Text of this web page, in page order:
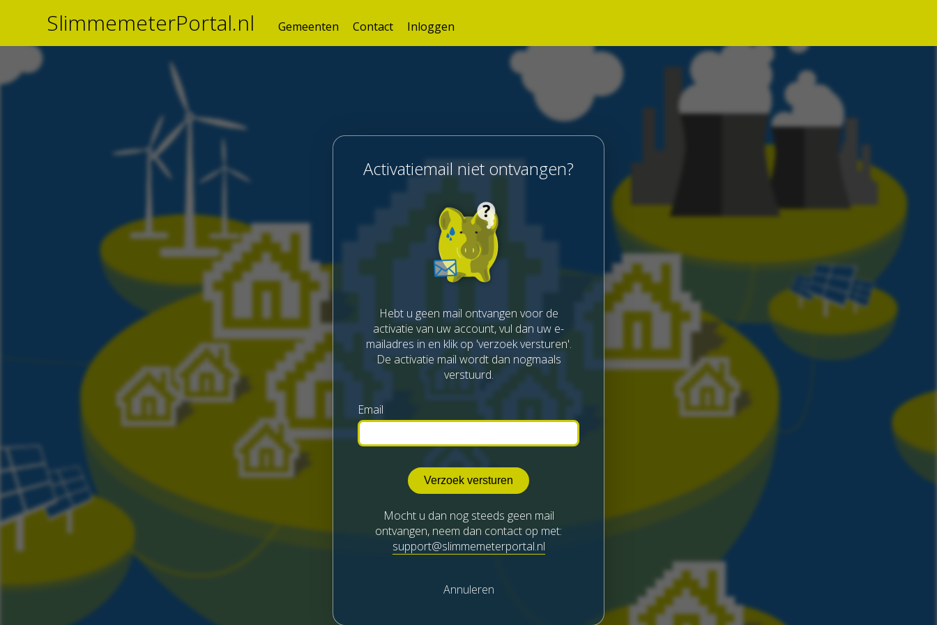
SlimmemeterPortal.nl Gemeenten Contact Inloggen
Activatiemail niet ontvangen?
Hebt u geen mail ontvangen voor de
activatie van uw account, vul dan uw e-
mailadres in en klik op 'verzoek versturen'.
De activatie mail wordt dan nogmaals
verstuurd.
Email
Mocht u dan nog steeds geen mail
ontvangen, neem dan contact op met:
support@slimmemeterportal.nl
Annuleren